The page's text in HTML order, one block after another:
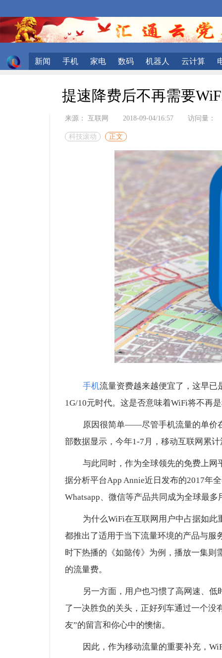
新闻 手机 家电 数码 机器人 云计算
提速降费后不再需要
来源： 互联网 2018-09-04/16:57 访问量：
科技滚动 正文
手机流量资费越来越便宜了，这早已
1G/10元时代。这是否意味着WiFi将不再
原因很简单——尽管手机流量的单价
部数据显示，今年1-7月，移动互联网累
与此同时，作为全球领先的免费上
据分析平台App Annie近日发布的2017年
Whatsapp、微信等产品共同成为全球最多
为什么WiFi在互联网用户中占据如
都推出了适用于当下流量环境的产品与服
时下热播的《如懿传》为例，播放一集
的流量费。
另一方面，用户也习惯了高网速、
了一决胜负的关头，正好列车通过一个没
友”的留言和你心中的懊恼。
因此，作为移动流量的重要补充，